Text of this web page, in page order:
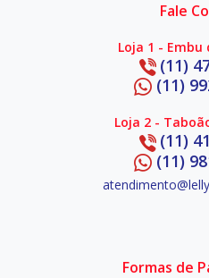
Fale
Loja 1 - Embu
(11)
(11)
Loja 2 -
(11)
(11)
Formas de